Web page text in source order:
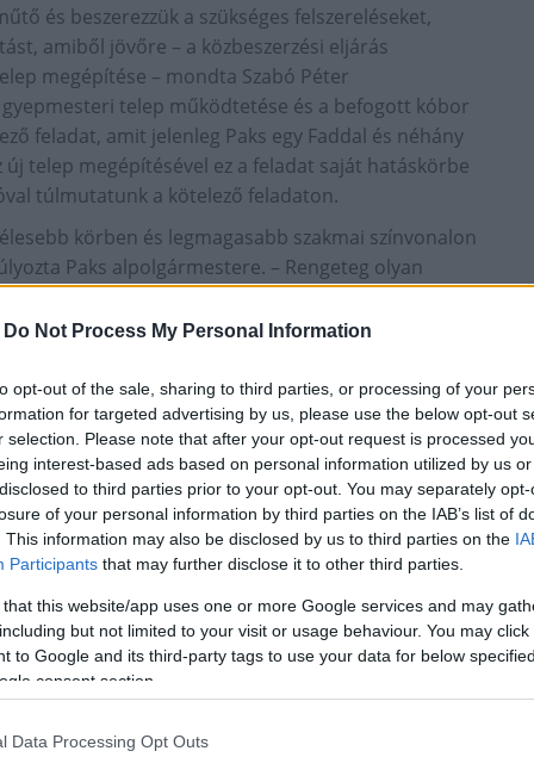
Do Not Process My Personal Information
opt-out of the sale, sharing to third parties, or processing of your
for targeted advertising by us, please use the below opt-out
selection. Please note that after your opt-out request is processed
interest-based ads based on personal information utilized by us
to third parties prior to your opt-out. You may separately
of your personal information by third parties on the IAB’s list of
This information may also be disclosed by us to third parties on the
Participants that may further disclose it to other third parties.
that this website/app uses one or more Google services and may
but not limited to your visit or usage behaviour. You may
to Google and its third-party tags to use your data for below
consent section.
Data Processing Opt Outs
és beszerezzük a szükséges felszereléseket,
amiből jövőre – a közbeszerzési eljárás
megépítése – mondta Szabó Péter
telep működtetése és a befogott kóbor
feladat, amit jelenleg Paks egy Faddal és néhány
telep megépítésével ez a feladat saját hatáskörbe
túlmutatunk a kötelező feladaton.
körben és legmagasabb szakmai színvonalon
Paks alpolgármestere. – Rengeteg olyan
költségvetésünk 75 százalékát ezek finanszírozása
miatt sem csökkentjük – tette hozzá. – Az
kötelező feladat, az önkormányzat mégis
is. Az idősgondozásban ugyanez a helyzet. Az
az idősek klubját, amit nem ír elő jogszabály, de
ezeket a szolgáltatásokat is – tette hozzá Szántó
forrás. – Az elmúlt időszakban nagy figyelmet
felújítására. Ez a program most
felújításának tervezése indul el a támogatásból. A
valamint a Villany utcában megtörténik a piac
Péter. Szántó Zoltán alpolgármester szerint
közbeszerzések lefolytatását követően 2022-re
az egyik szerződésnek köszönhetően: az
forinttal támogatja a PIP Np. Kft. – A Kereszt